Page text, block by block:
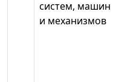
систем, машин
и механизмов